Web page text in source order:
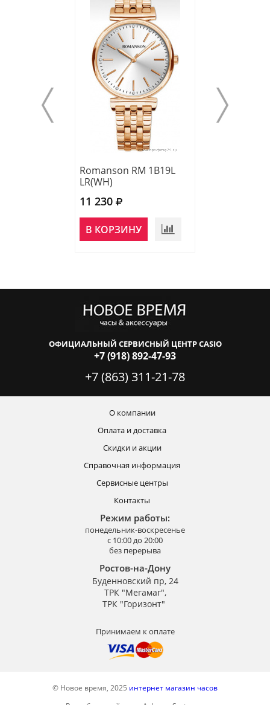
Romanson RM 1B19L
LR(WH)
11 230
В КОРЗИНУ
ОФИЦИАЛЬНЫЙ СЕРВИСНЫЙ ЦЕНТР CASIO
+7 (918) 892-47-93
+7 (863) 311-21-78
О компании
Оплата и доставка
Скидки и акции
Справочная информация
Сервисные центры
Контакты
Режим работы:
понедельник-воскресенье
с 10:00 до 20:00
без перерыва
Ростов-на-Дону
Буденновский пр, 24
ТРК "Мегамаг",
ТРК "Горизонт"
Принимаем к оплате
© Новое время, 2025 интернет магазин часов